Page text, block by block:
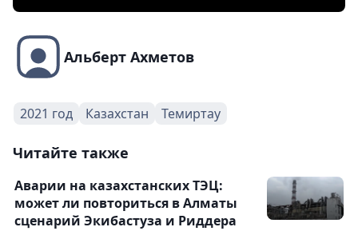
Альберт Ахметов
2021 год Казахстан Темиртау
Читайте также
Аварии на казахстанских ТЭЦ:
может ли повториться в Алматы
сценарий Экибастуза и Риддера